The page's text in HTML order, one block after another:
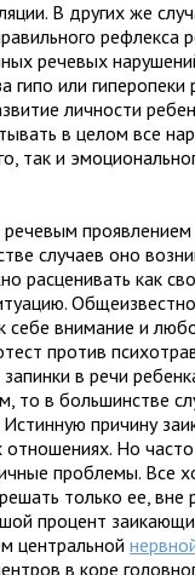
В других же
рефлекса
речевых
гипо или
личности
в целом все
так и
проявлением
случаев оно
расценивать как
себе внимание и
против
в речи
то в большинстве
причину
Но
проблемы. Все
только ее, вне
процент
центральной
в коре